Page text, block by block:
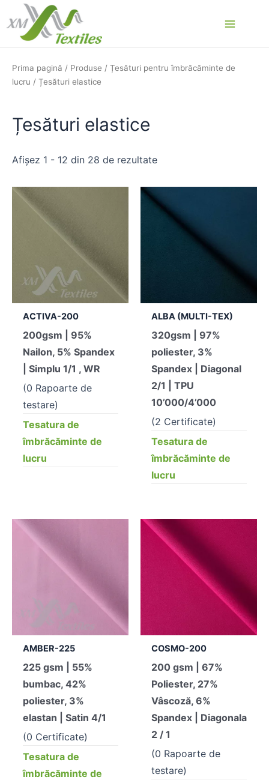
content
Prima pagină / Produse / Țesături pentru îmbrăcăminte de
lucru / Țesături elastice
Țesături elastice
Afișez 1 - 12 din 28 de rezultate
ACTIVA-200
200gsm | 95%
Nailon, 5% Spandex
| Simplu 1/1 , WR
(0 Rapoarte de
testare)
Tesatura de
îmbrăcăminte de
lucru
ALBA (MULTI-TEX)
320gsm | 97%
poliester, 3%
Spandex | Diagonal
2/1 | TPU
10’000/4’000
(2 Certificate)
Tesatura de
îmbrăcăminte de
lucru
AMBER-225
225 gsm | 55%
bumbac, 42%
poliester, 3%
elastan | Satin 4/1
(0 Certificate)
Tesatura de
îmbrăcăminte de
COSMO-200
200 gsm | 67%
Poliester, 27%
Vâscoză, 6%
Spandex | Diagonala
2 / 1
(0 Rapoarte de
testare)